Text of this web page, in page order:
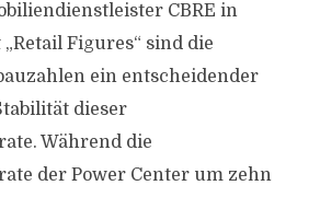
CBRE in
Figures“ sind die
ein entscheidender
dieser
Während die
der Power Center um zehn